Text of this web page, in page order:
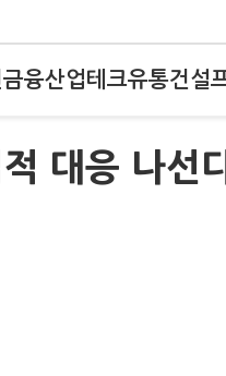
금융산업테크유통건설
대응 나선